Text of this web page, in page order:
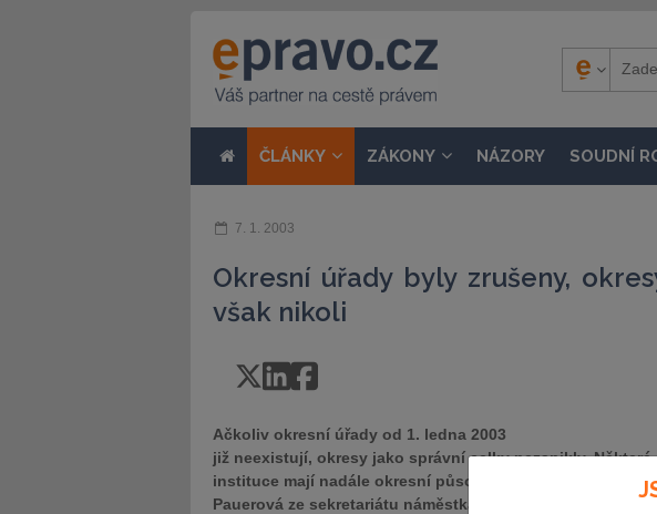
ČLÁNKY ZÁKONY NÁZORY SOUDNÍ
7. 1. 2003
Okresní úřady byly zrušeny,
však nikoli
Ačkoliv okresní úřady od 1. ledna 2003
již neexistují, okresy jako správní celky nezanikly. Některé
instituce mají nadále okresní působnost, potvrdila ČTK
Pauerová ze sekretariátu náměstka ministra vnitra pro